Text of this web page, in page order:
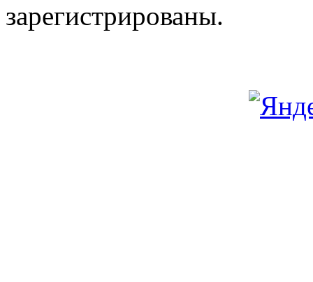
зарегистрированы.